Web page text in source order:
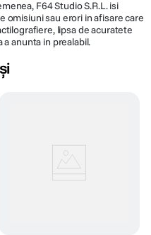
F64 Studio S.R.L. isi
omisiuni sau erori in afisare care
lipsa de acuratete
anunta in prealabil.